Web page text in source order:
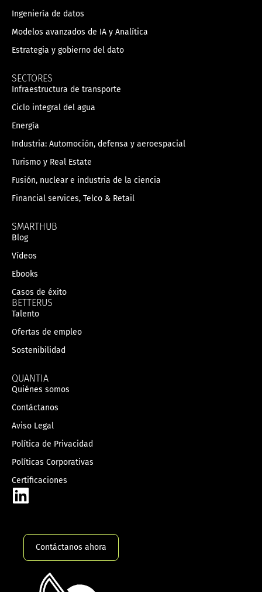
Ingeniería de datos
Modelos avanzados de IA y Analítica
Estrategia y gobierno del dato
SECTORES
Infraestructura de transporte
Ciclo integral del agua
Energía
Industria: Automoción, defensa y aeroespacial
Turismo y Real Estate
Fusión, nuclear e industria de la ciencia
Financial services, Telco & Retail
SMARTHUB
Blog
Vídeos
Ebooks
Casos de éxito
BETTERUS
Talento
Ofertas de empleo
Sostenibilidad
QUANTIA
Quiénes somos
Contáctanos
Aviso Legal
Política de Privacidad
Políticas Corporativas
Certificaciones
Contáctanos ahora